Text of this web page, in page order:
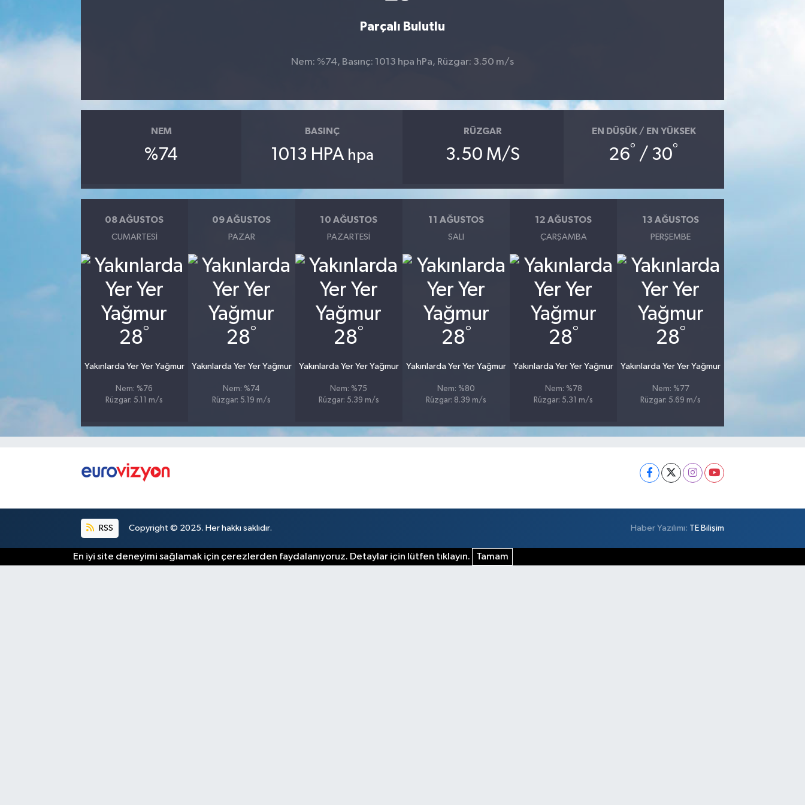
Parçalı Bulutlu
Nem: %74, Basınç: 1013 hpa hPa, Rüzgar: 3.50 m/s
NEM
%74
BASINÇ
1013 HPA hpa
RÜZGAR
3.50 M/S
EN DÜŞÜK / EN YÜKSEK
26° / 30°
08 AĞUSTOS
CUMARTESI
28°
Yakınlarda Yer Yer Yağmur
Nem: %76
Rüzgar: 5.11 m/s
09 AĞUSTOS
PAZAR
28°
Yakınlarda Yer Yer Yağmur
Nem: %74
Rüzgar: 5.19 m/s
10 AĞUSTOS
PAZARTESI
28°
Yakınlarda Yer Yer Yağmur
Nem: %75
Rüzgar: 5.39 m/s
11 AĞUSTOS
SALI
28°
Yakınlarda Yer Yer Yağmur
Nem: %80
Rüzgar: 8.39 m/s
12 AĞUSTOS
ÇARŞAMBA
28°
Yakınlarda Yer Yer Yağmur
Nem: %78
Rüzgar: 5.31 m/s
13 AĞUSTOS
PERŞEMBE
28°
Yakınlarda Yer Yer Yağmur
Nem: %77
Rüzgar: 5.69 m/s
RSS Copyright © 2025. Her hakkı saklıdır. Haber Yazılımı: TE Bilişim
En iyi site deneyimi sağlamak için çerezlerden faydalanıyoruz. Detaylar için lütfen tıklayın. Tamam